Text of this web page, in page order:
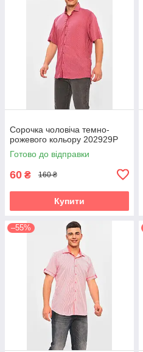
Сорочка чоловіча темно-
рожевого кольору 202929P
Готово до відправки
60 ₴ 160 ₴
Купити
–55%